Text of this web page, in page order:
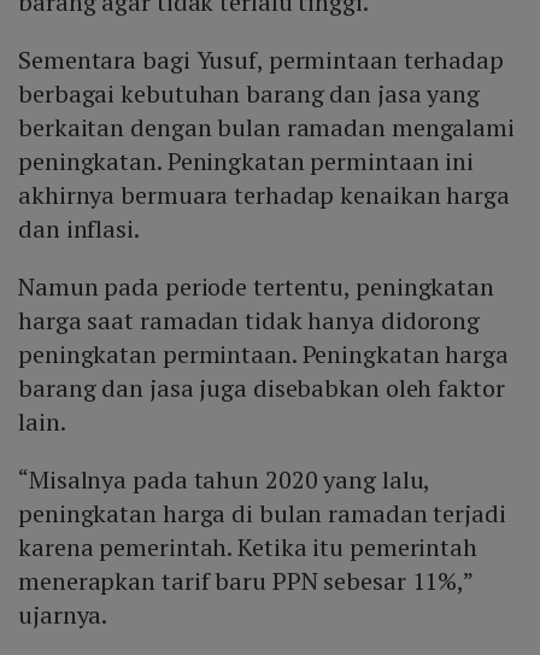
Sementara bagi Yusuf, permintaan terhadap
berbagai kebutuhan barang dan jasa yang
berkaitan dengan bulan ramadan mengalami
peningkatan. Peningkatan permintaan ini
akhirnya bermuara terhadap kenaikan harga
dan inflasi.
Namun pada periode tertentu, peningkatan
harga saat ramadan tidak hanya didorong
peningkatan permintaan. Peningkatan harga
barang dan jasa juga disebabkan oleh faktor
lain.
“Misalnya pada tahun 2020 yang lalu,
peningkatan harga di bulan ramadan terjadi
karena pemerintah. Ketika itu pemerintah
menerapkan tarif baru PPN sebesar 11%,”
ujarnya.